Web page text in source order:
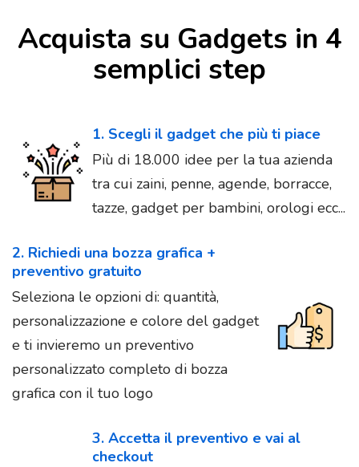
Acquista su Gadgets in 4
semplici step
1. Scegli il gadget che più ti piace
Più di 18.000 idee per la tua azienda
tra cui zaini, penne, agende, borracce,
tazze, gadget per bambini, orologi ecc...
2. Richiedi una bozza grafica +
preventivo gratuito
Seleziona le opzioni di: quantità,
personalizzazione e colore del gadget
e ti invieremo un preventivo
personalizzato completo di bozza
grafica con il tuo logo
3. Accetta il preventivo e vai al
checkout